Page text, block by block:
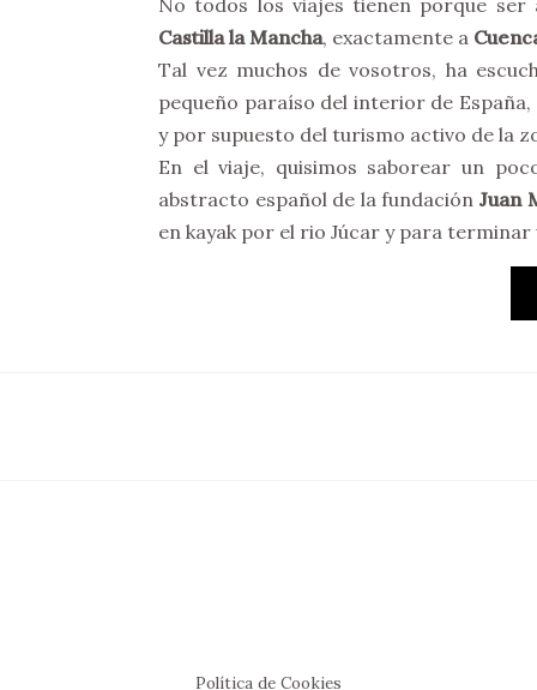
No todos los viajes tienen porque ser
Castilla la Mancha, exactamente a
Tal vez muchos de vosotros, ha
pequeño paraíso del interior de
y por supuesto del turismo activo de la
En el viaje, quisimos saborear un
abstracto español de la fundación Juan
en kayak por el rio Júcar y para
Política de Cookies